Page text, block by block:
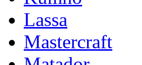
Lassa
Mastercraft